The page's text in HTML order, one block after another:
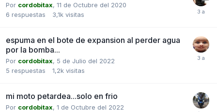
Por cordobitax, 11 de Octubre del 2020
6 respuestas 3,1k visitas
espuma en el bote de expansion al perder agua
por la bomba...
Por cordobitax, 5 de Julio del 2022
5 respuestas 1,2k visitas
mi moto petardea...solo en frio
Por cordobitax, 1 de Octubre del 2022